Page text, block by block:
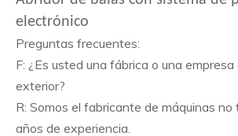
electrónico
Preguntas frecuentes:
F: ¿Es usted una fábrica o una
exterior?
R: Somos el fabricante de máquinas
años de experiencia.